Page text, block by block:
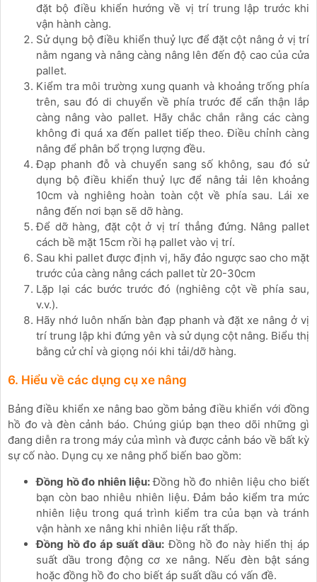
đặt bộ điều khiển hướng về vị trí trung lập trước khi
vận hành càng.
Sử dụng bộ điều khiển thuỷ lực để đặt cột nâng ở vị trí
nằm ngang và nâng càng nâng lên đến độ cao của cửa
pallet.
Kiểm tra môi trường xung quanh và khoảng trống phía
trên, sau đó di chuyển về phía trước để cẩn thận lắp
càng nâng vào pallet. Hãy chắc chắn rằng các càng
không đi quá xa đến pallet tiếp theo. Điều chỉnh càng
nâng để phân bổ trọng lượng đều.
Đạp phanh đỗ và chuyển sang số không, sau đó sử
dụng bộ điều khiển thuỷ lực để nâng tải lên khoảng
10cm và nghiêng hoàn toàn cột về phía sau. Lái xe
nâng đến nơi bạn sẽ dỡ hàng.
Để dỡ hàng, đặt cột ở vị trí thẳng đứng. Nâng pallet
cách bề mặt 15cm rồi hạ pallet vào vị trí.
Sau khi pallet được định vị, hãy đảo ngược sao cho mặt
trước của càng nâng cách pallet từ 20-30cm
Lặp lại các bước trước đó (nghiêng cột về phía sau,
v.v.).
Hãy nhớ luôn nhấn bàn đạp phanh và đặt xe nâng ở vị
trí trung lập khi đứng yên và sử dụng cột nâng. Biểu thị
bằng cử chỉ và giọng nói khi tải/dỡ hàng.
6. Hiểu về các dụng cụ xe nâng
Bảng điều khiển xe nâng bao gồm bảng điều khiển với đồng
hồ đo và đèn cảnh báo. Chúng giúp bạn theo dõi những gì
đang diễn ra trong máy của mình và được cảnh báo về bất kỳ
sự cố nào. Dụng cụ xe nâng phổ biến bao gồm:
Đồng hồ đo nhiên liệu:Đồng hồ đo nhiên liệu cho biết
bạn còn bao nhiêu nhiên liệu. Đảm bảo kiểm tra mức
nhiên liệu trong quá trình kiểm tra của bạn và tránh
vận hành xe nâng khi nhiên liệu rất thấp.
Đồng hồ đo áp suất dầu: Đồng hồ đo này hiển thị áp
suất dầu trong động cơ xe nâng. Nếu đèn bật sáng
hoặc đồng hồ đo cho biết áp suất dầu có vấn đề.